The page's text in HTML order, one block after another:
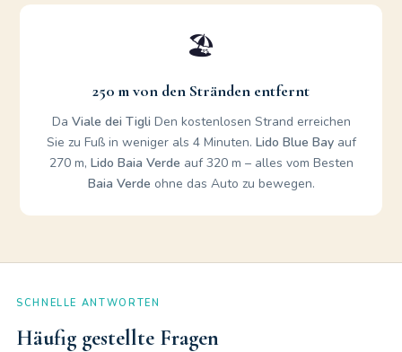
🏖️
250 m von den Stränden entfernt
Da Viale dei Tigli Den kostenlosen Strand erreichen
Sie zu Fuß in weniger als 4 Minuten. Lido Blue Bayauf
270 m, Lido Baia Verde auf 320 m – alles vom Besten
Baia Verde ohne das Auto zu bewegen.
SCHNELLE ANTWORTEN
Häufig gestellte Fragen